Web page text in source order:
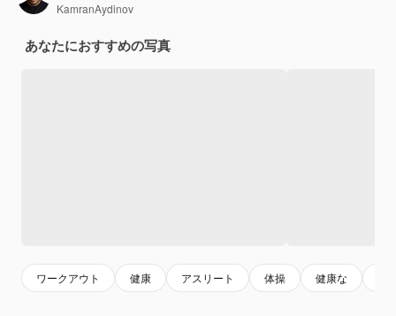
KamranAydinov
あなたにおすすめの写真
ワークアウト 健康 アスリート 体操 健康な